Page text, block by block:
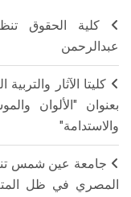
كلية الحقوق
عبدالرحمن
كليتا الآثار
بعنوان "الألوان
والاستدامة"
جامعة عين شمس
المصري في ظل